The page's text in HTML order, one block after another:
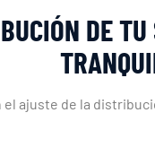
DE
ajuste de la